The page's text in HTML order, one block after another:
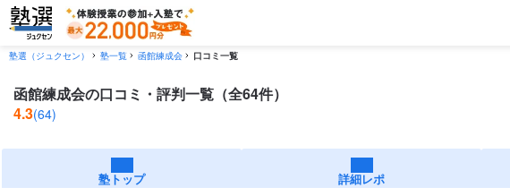
塾選（ジュクセン） 塾一覧 函館練成会 口コミ一覧
函館練成会の口コミ・評判一覧（全64件）
4.3(64)
塾トップ 詳細レポ